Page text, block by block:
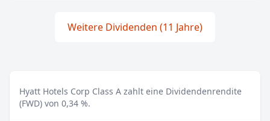
Weitere Dividenden (11 Jahre)
Hyatt Hotels Corp Class A zahlt eine Dividendenrendite
(FWD) von 0,34 %.